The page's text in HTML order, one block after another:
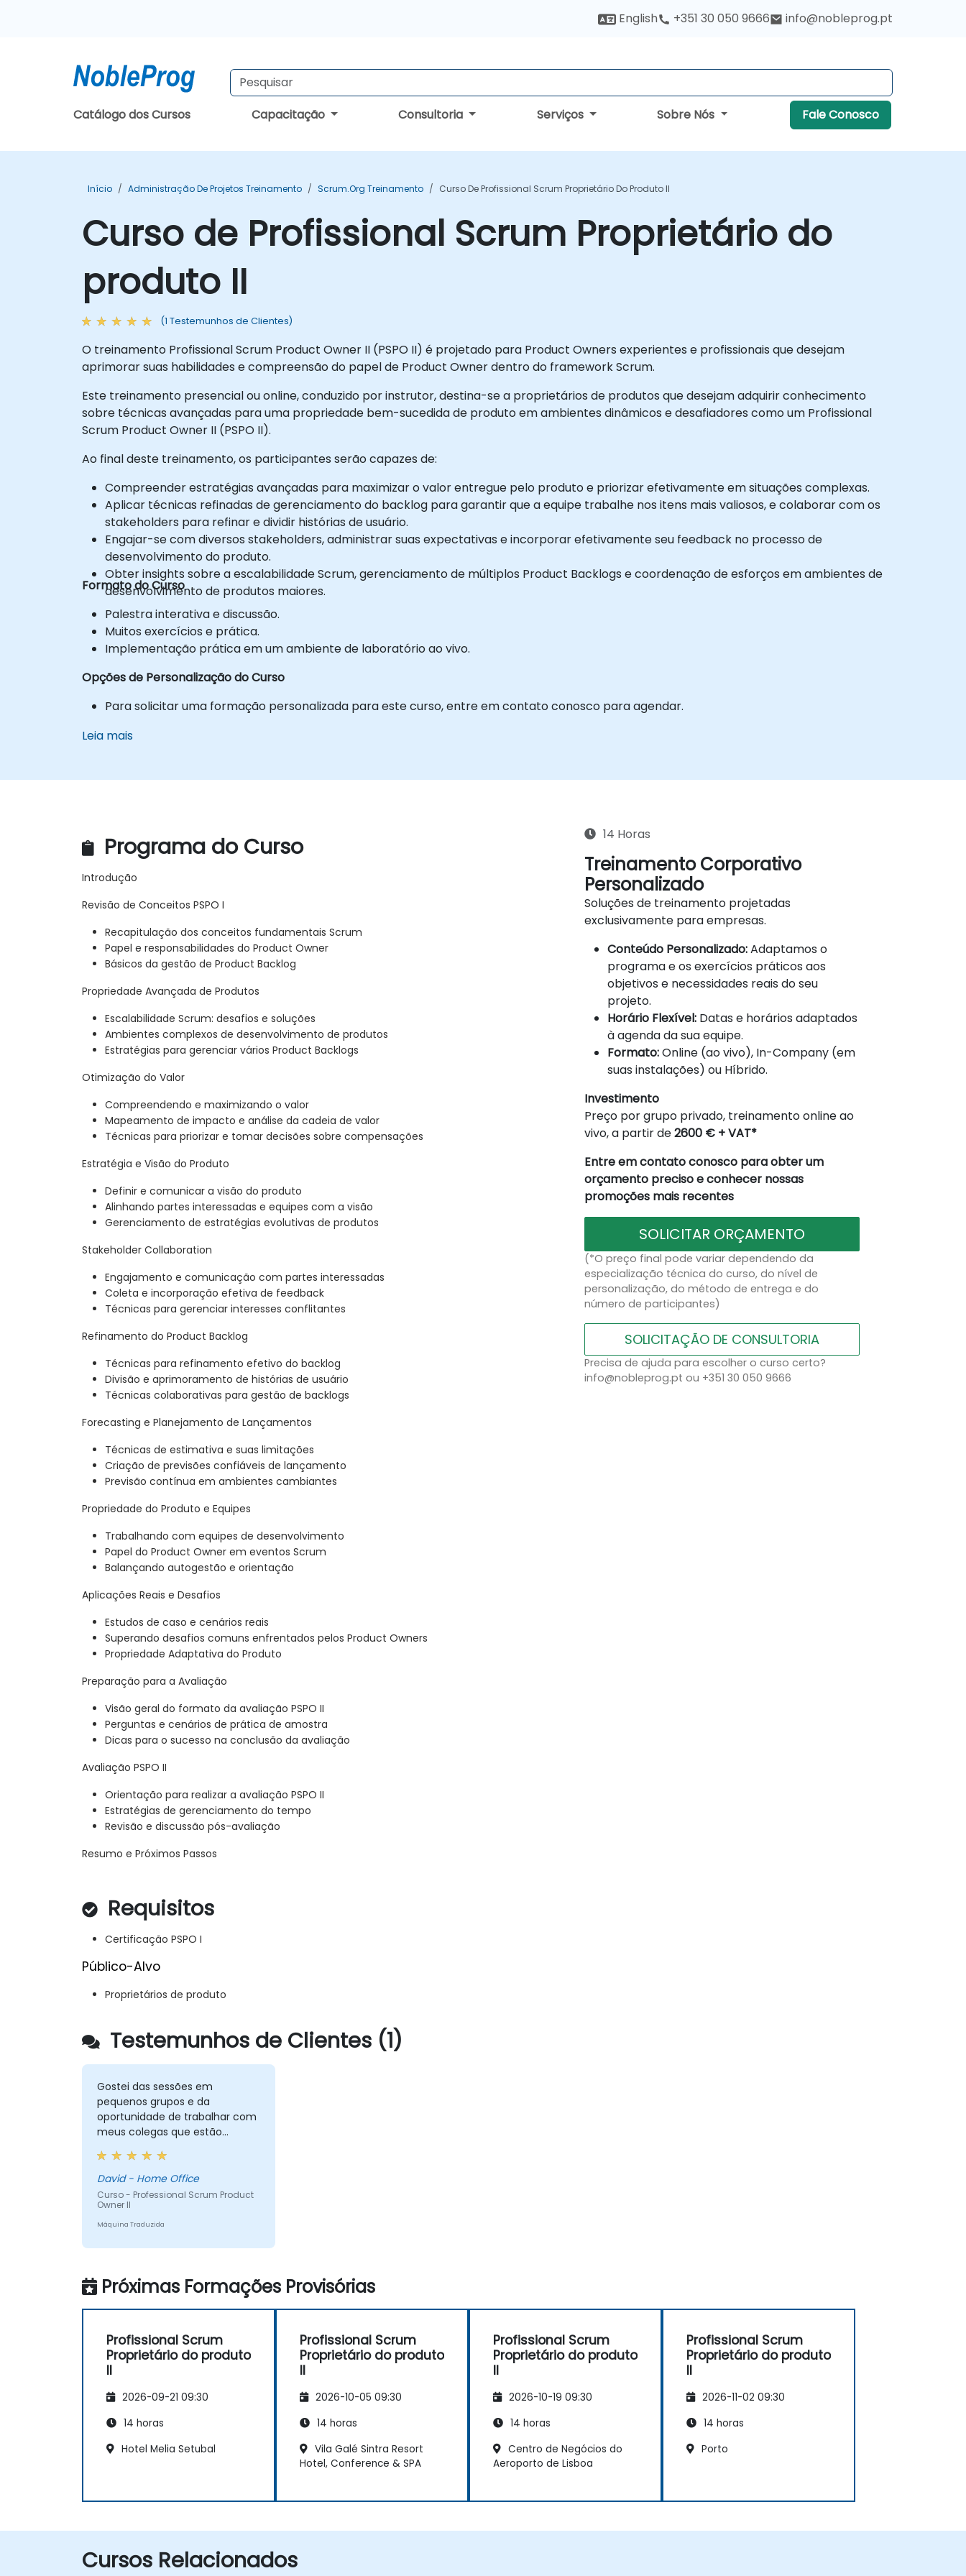
English +351 30 050 9666 info@nobleprog.pt
Catálogo dos Cursos Capacitação Consultoria Serviços Sobre Nós Fale Conosco
Início Administração De Projetos Treinamento Scrum.org Treinamento Curso De Profissional Scrum Proprietário Do Produto II
Curso de Profissional Scrum Proprietário do
produto II
(1 Testemunhos de Clientes)
O treinamento Profissional Scrum Product Owner II (PSPO II) é projetado para Product Owners experientes e profissionais que desejam
aprimorar suas habilidades e compreensão do papel de Product Owner dentro do framework Scrum.
Este treinamento presencial ou online, conduzido por instrutor, destina-se a proprietários de produtos que desejam adquirir conhecimento
sobre técnicas avançadas para uma propriedade bem-sucedida de produto em ambientes dinâmicos e desafiadores como um Profissional
Scrum Product Owner II (PSPO II).
Ao final deste treinamento, os participantes serão capazes de:
Compreender estratégias avançadas para maximizar o valor entregue pelo produto e priorizar efetivamente em situações complexas.
Aplicar técnicas refinadas de gerenciamento do backlog para garantir que a equipe trabalhe nos itens mais valiosos, e colaborar com os
stakeholders para refinar e dividir histórias de usuário.
Engajar-se com diversos stakeholders, administrar suas expectativas e incorporar efetivamente seu feedback no processo de
desenvolvimento do produto.
Obter insights sobre a escalabilidade Scrum, gerenciamento de múltiplos Product Backlogs e coordenação de esforços em ambientes de
desenvolvimento de produtos maiores.
Formato do Curso
Palestra interativa e discussão.
Muitos exercícios e prática.
Implementação prática em um ambiente de laboratório ao vivo.
Opções de Personalização do Curso
Para solicitar uma formação personalizada para este curso, entre em contato conosco para agendar.
Leia mais
Programa do Curso
Introdução
Revisão de Conceitos PSPO I
Recapitulação dos conceitos fundamentais Scrum
Papel e responsabilidades do Product Owner
Básicos da gestão de Product Backlog
Propriedade Avançada de Produtos
Escalabilidade Scrum: desafios e soluções
Ambientes complexos de desenvolvimento de produtos
Estratégias para gerenciar vários Product Backlogs
Otimização do Valor
Compreendendo e maximizando o valor
Mapeamento de impacto e análise da cadeia de valor
Técnicas para priorizar e tomar decisões sobre compensações
Estratégia e Visão do Produto
Definir e comunicar a visão do produto
Alinhando partes interessadas e equipes com a visão
Gerenciamento de estratégias evolutivas de produtos
Stakeholder Collaboration
Engajamento e comunicação com partes interessadas
Coleta e incorporação efetiva de feedback
Técnicas para gerenciar interesses conflitantes
Refinamento do Product Backlog
Técnicas para refinamento efetivo do backlog
Divisão e aprimoramento de histórias de usuário
Técnicas colaborativas para gestão de backlogs
Forecasting e Planejamento de Lançamentos
Técnicas de estimativa e suas limitações
Criação de previsões confiáveis de lançamento
Previsão contínua em ambientes cambiantes
Propriedade do Produto e Equipes
Trabalhando com equipes de desenvolvimento
Papel do Product Owner em eventos Scrum
Balançando autogestão e orientação
Aplicações Reais e Desafios
Estudos de caso e cenários reais
Superando desafios comuns enfrentados pelos Product Owners
Propriedade Adaptativa do Produto
Preparação para a Avaliação
Visão geral do formato da avaliação PSPO II
Perguntas e cenários de prática de amostra
Dicas para o sucesso na conclusão da avaliação
Avaliação PSPO II
Orientação para realizar a avaliação PSPO II
Estratégias de gerenciamento do tempo
Revisão e discussão pós-avaliação
Resumo e Próximos Passos
Requisitos
Certificação PSPO I
Público-Alvo
Proprietários de produto
14 Horas
Treinamento Corporativo
Personalizado
Soluções de treinamento projetadas
exclusivamente para empresas.
Conteúdo Personalizado:Adaptamos o
programa e os exercícios práticos aos
objetivos e necessidades reais do seu
projeto.
Horário Flexível:Datas e horários adaptados
à agenda da sua equipe.
Formato:Online (ao vivo), In-Company (em
suas instalações) ou Híbrido.
Investimento
Preço por grupo privado, treinamento online ao
vivo, a partir de2600 € + VAT*
Entre em contato conosco para obter um
orçamento preciso e conhecer nossas
promoções mais recentes
SOLICITAR ORÇAMENTO
(*O preço final pode variar dependendo da
especialização técnica do curso, do nível de
personalização, do método de entrega e do
número de participantes)
SOLICITAÇÃO DE CONSULTORIA
Precisa de ajuda para escolher o curso certo?
info@nobleprog.pt ou +351 30 050 9666
Testemunhos de Clientes (1)
Gostei das sessões em
pequenos grupos e da
oportunidade de trabalhar com
meus colegas que estão
fazendo o curso. Também
gostei do grupo pequeno que
tivemos, embora eu entenda
que isso não seja a norma.
David - Home Office
Curso - Professional Scrum Product
Owner II
Máquina Traduzida
Próximas Formações Provisórias
Profissional Scrum
Proprietário do produto
II
2026-09-21 09:30
14 horas
Hotel Melia Setubal
Profissional Scrum
Proprietário do produto
II
2026-10-05 09:30
14 horas
Vila Galé Sintra Resort
Hotel, Conference & SPA
Profissional Scrum
Proprietário do produto
II
2026-10-19 09:30
14 horas
Centro de Negócios do
Aeroporto de Lisboa
Profissional Scrum
Proprietário do produto
II
2026-11-02 09:30
14 horas
Porto
Cursos Relacionados